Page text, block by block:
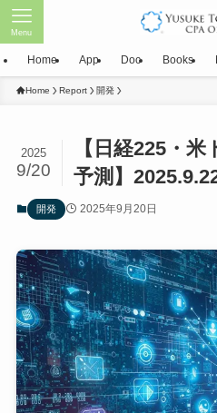
Menu
Home App Doc Books
Home Report 開発
【日経225・
予測】
2025
9/20
開発 2025年9月20日